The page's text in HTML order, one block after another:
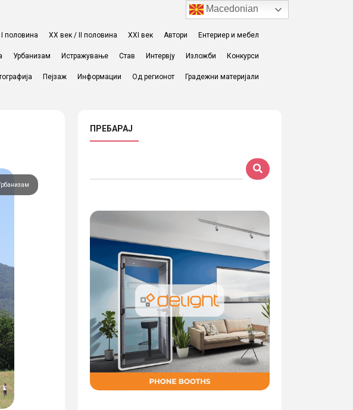
половина ХХ век / II половина XXI век Автори Ентериер и мебел
Урбанизам Истражување Став Интервју Изложби Конкурси
Пејзаж Информации Од регионот Градежни материјали
ПРЕБАРАЈ
Macedonian